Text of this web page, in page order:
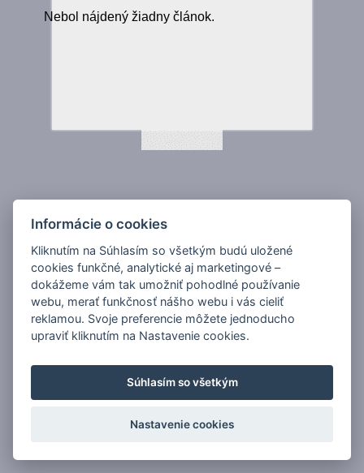
Nebol nájdený žiadny článok.
Informácie o cookies
Kliknutím na Súhlasím so všetkým budú uložené
cookies funkčné, analytické aj marketingové –
dokážeme vám tak umožniť pohodlné používanie
webu, merať funkčnosť nášho webu i vás cieliť
reklamou. Svoje preferencie môžete jednoducho
upraviť kliknutím na Nastavenie cookies.
Súhlasím so všetkým
Nastavenie cookies